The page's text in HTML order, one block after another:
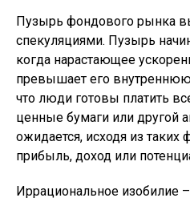
Пузырь фондового рынка
спекуляциями. Пузырь
когда нарастающее
превышает его внутреннюю
что люди готовы платить
ценные бумаги или другой
ожидается, исходя из таких
прибыль, доход или
Иррациональное изобилие